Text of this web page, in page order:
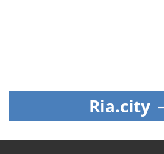
Ria.city